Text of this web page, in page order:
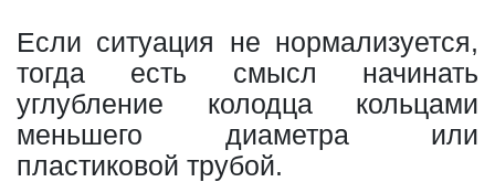
Если ситуация не нормализуется,
тогда есть смысл начинать
углубление колодца кольцами
меньшего диаметра или
пластиковой трубой.